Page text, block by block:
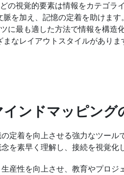
の視覚的要素は情報をカテゴラ
を加え、記憶の定着を助けます。
に最も適した方法で情報を構造
なレイアウトスタイルがあり
ンドマッピング
定着を向上させる強力なツー
を素早く理解し、接続を視覚化
産性を向上させ、教育やプロ